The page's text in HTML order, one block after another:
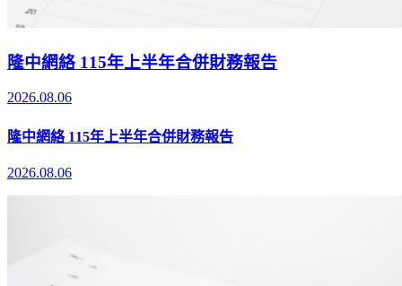
隆中網絡 115年上半年合併財務報告
2026.08.06
隆中網絡 115年上半年合併財務報告
2026.08.06